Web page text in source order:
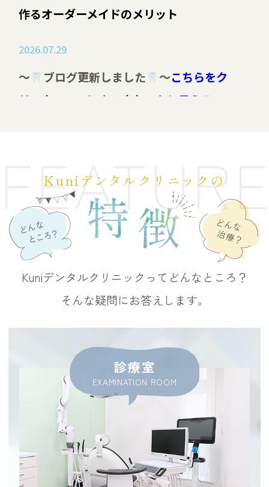
作るオーダーメイドのメリット
2026.07.29
～ ブログ更新しました ～こちらをク
リック⇒ここにきて良かったと思える
ブログ更新しました ～こちらをク
リック⇒世界初の歯周病治療ブルーラジカ
ルが切り拓く「歯を残す」未来
ブログ更新しました ～ こちらをク
2026.07.02
ブログ更新しました
リック⇒長久手市でインビザラインをお探
しの方へ｜見た目の美しさと将来の歯の寿
命を守る正しい噛み合わせの大切さ
Kuniデンタルクリニックの
Kuniデンタルクリニックってどんなところ？
そんな疑問にお答えします。
診療室
EXAMINATION ROOM